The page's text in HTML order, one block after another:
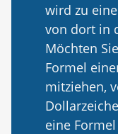
wird zu
von dort in
Möchten
Formel
mitziehen,
eine